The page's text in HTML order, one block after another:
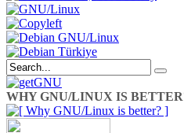
WHY GNU/LINUX IS